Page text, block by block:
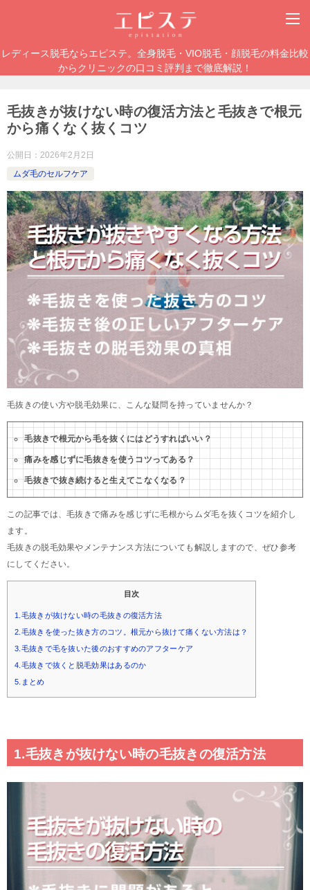
レディース脱毛ならエピステ。全身脱毛・VIO脱毛・顔脱毛の料金比較
からクリニックの口コミ評判まで徹底解説！
毛抜きが抜けない時の復活方法と毛抜きで根元
から痛くなく抜くコツ
公開日： 2026年2月2日
ムダ毛のセルフケア
毛抜きの使い方や脱毛効果に、こんな疑問を持っていませんか？
毛抜きで根元から毛を抜くにはどうすればいい？
痛みを感じずに毛抜きを使うコツってある？
毛抜きで抜き続けると生えてこなくなる？
この記事では、毛抜きで痛みを感じずに毛根からムダ毛を抜くコツを紹介し
ます。
毛抜きの脱毛効果やメンテナンス方法についても解説しますので、ぜひ参考
にしてください。
目次
1.毛抜きが抜けない時の毛抜きの復活方法
2.毛抜きを使った抜き方のコツ。根元から抜けて痛くない方法は？
3.毛抜きで毛を抜いた後のおすすめのアフターケア
4.毛抜きで抜くと脱毛効果はあるのか
5.まとめ
1.毛抜きが抜けない時の毛抜きの復活方法